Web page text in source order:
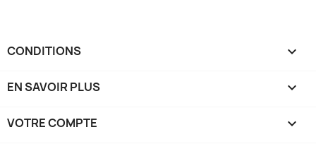
CONDITIONS 
EN SAVOIR PLUS 
VOTRE COMPTE 